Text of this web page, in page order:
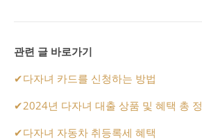
관련 글 바로가기
✔다자녀 카드를 신청하는 방법
✔2024년 다자녀 대출 상품 및 혜택 총
✔다자녀 자동차 취등록세 혜택